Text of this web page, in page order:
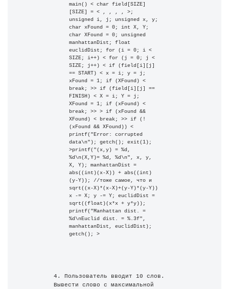
main() < char field[SIZE]
[SIZE] = < , , , , >;
unsigned i, j; unsigned x, y;
char xFound = 0; int X, Y;
char XFound = 0; unsigned
manhattanDist; float
euclidDist; for (i = 0; i <
SIZE; i++) < for (j = 0; j <
SIZE; j++) < if (field[i][j]
== START) < x = i; y = j;
xFound = 1; if (XFound) <
break; >> if (field[i][j] ==
FINISH) < X = i; Y = j;
XFound = 1; if (xFound) <
break; >> > if (xFound &&
XFound) < break; >> if (!
(xFound && XFound)) <
printf("Error: corrupted
data\n"); getch(); exit(1);
>printf("(x,y) = %d,
%d\n(X,Y)= %d, %d\n", x, y,
X, Y); manhattanDist =
abs((int)(x-X)) + abs((int)
(y-Y)); //тоже самое, что и
sqrt((x-X)*(x-X)+(y-Y)*(y-Y))
x -= X; y -= Y; euclidDist =
sqrt((float)(x*x + y*y));
printf("Manhattan dist. =
%d\nEuclid dist. = %.3f",
manhattanDist, euclidDist);
getch(); >
4. Пользователь вводит 10 слов.
Вывести слово с максимальной